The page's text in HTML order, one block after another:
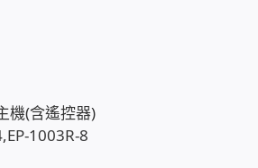
機(含遙控器)
1003R-8